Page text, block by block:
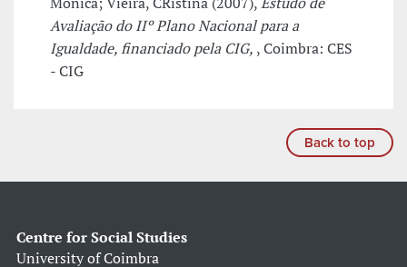
Avaliação do IIº Plano Nacional para a
Igualdade, financiado pela CIG, , Coimbra: CES
- CIG
Back to top
Centre for Social Studies
University of Coimbra